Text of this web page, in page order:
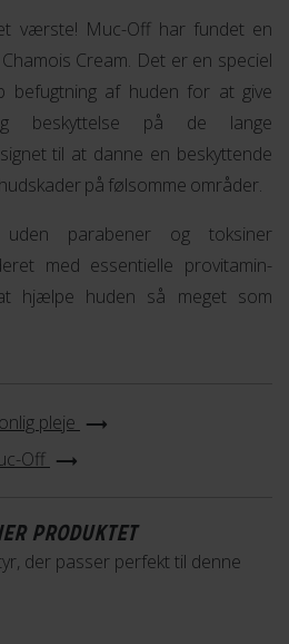
værste! Muc-Off har fundet en
Cream. Det er en speciel
befugtning af huden for at give
beskyttelse på de lange
til at danne en beskyttende
på følsomme områder.
parabener og toksiner
med essentielle provitamin-
hjælpe huden så meget som
pleje
Off
PRODUKTET
der passer perfekt til denne